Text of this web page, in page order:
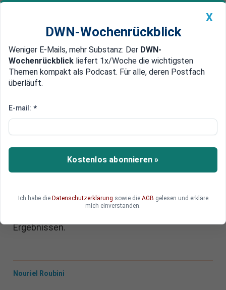
Newsticker MEIN DWN: Geldanlage Premium
Edelmetalle DWN-Magazin China
Weltberühmter Ökonom: Die
aufzuhalten - die Rezession auch
weltberühmte Ökonom Nouriel Roubini analysiert
Ergebnissen.
Nouriel Roubini
X
DWN-Wochenrückblick
Weniger E-Mails, mehr Substanz: Der DWN-
Wochenrückblick liefert 1x/Woche die wichtigsten
Themen kompakt als Podcast. Für alle, deren Postfach
überläuft.
E-mail: *
Kostenlos abonnieren »
Ich habe die Datenschutzerklärung sowie die AGB gelesen und erkläre
mich einverstanden.